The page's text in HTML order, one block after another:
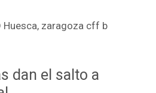
Huesca, zaragoza cff b
dan el salto a